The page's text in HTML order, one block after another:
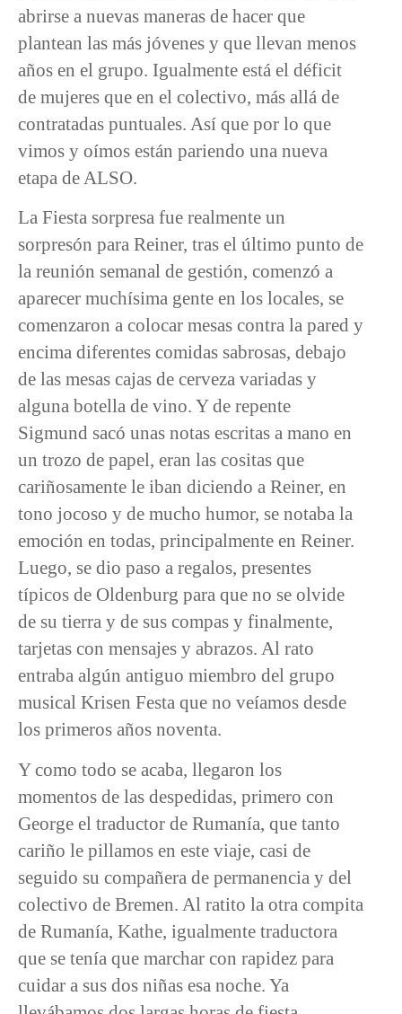
abrirse a nuevas maneras de hacer que
plantean las más jóvenes y que llevan menos
años en el grupo. Igualmente está el déficit
de mujeres que en el colectivo, más allá de
contratadas puntuales. Así que por lo que
vimos y oímos están pariendo una nueva
etapa de ALSO.
La Fiesta sorpresa fue realmente un
sorpresón para Reiner, tras el último punto de
la reunión semanal de gestión, comenzó a
aparecer muchísima gente en los locales, se
comenzaron a colocar mesas contra la pared y
encima diferentes comidas sabrosas, debajo
de las mesas cajas de cerveza variadas y
alguna botella de vino. Y de repente
Sigmund sacó unas notas escritas a mano en
un trozo de papel, eran las cositas que
cariñosamente le iban diciendo a Reiner, en
tono jocoso y de mucho humor, se notaba la
emoción en todas, principalmente en Reiner.
Luego, se dio paso a regalos, presentes
típicos de Oldenburg para que no se olvide
de su tierra y de sus compas y finalmente,
tarjetas con mensajes y abrazos. Al rato
entraba algún antiguo miembro del grupo
musical Krisen Festa que no veíamos desde
los primeros años noventa.
Y como todo se acaba, llegaron los
momentos de las despedidas, primero con
George el traductor de Rumanía, que tanto
cariño le pillamos en este viaje, casi de
seguido su compañera de permanencia y del
colectivo de Bremen. Al ratito la otra compita
de Rumanía, Kathe, igualmente traductora
que se tenía que marchar con rapidez para
cuidar a sus dos niñas esa noche. Ya